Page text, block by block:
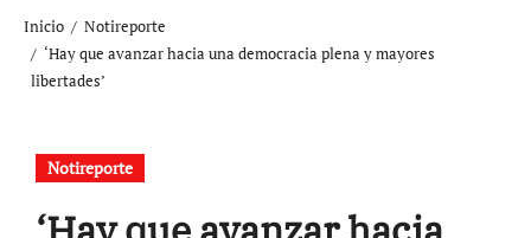
Inicio
Notireporte
‘Hay que avanzar hacia una democracia plena y mayores
libertades’
Notireporte